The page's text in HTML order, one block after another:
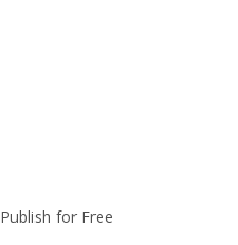
Publish for Free